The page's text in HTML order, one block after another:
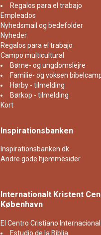
Regalos para el trabajo
Empleados
Nyhedsmail og bedefolder
Nyheder
Regalos para el trabajo
Campo multicultural
Børne- og ungdomslejre
Familie- og voksen
Hørby - tilmelding
Børkop - tilmelding
Kort
Inspirationsbanken
Inspirationsbanken.dk
Andre gode hjemmesider
Internationalt Kristent
København
El Centro Cristiano Internacional
Estudio de la Biblia